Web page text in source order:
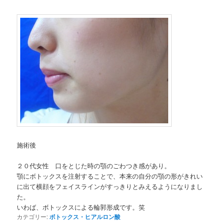
施術後
２０代女性 口をとじた時の顎のごわつき感があり。
顎にボトックスを注射することで、本来の自分の顎の形がきれい
に出て横顔をフェイスラインがすっき りとみえるようになりまし
た。
いわば、ボトックスによる輪郭形成です。笑
カテゴリー:ボトックス・ヒアルロン酸